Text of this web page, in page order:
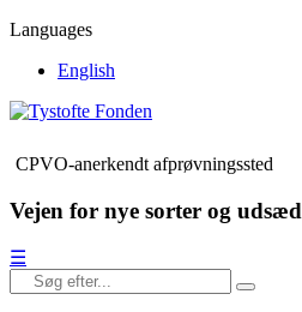
Languages
English
CPVO-anerkendt afprøvningssted
Vejen for nye sorter og udsæd
☰